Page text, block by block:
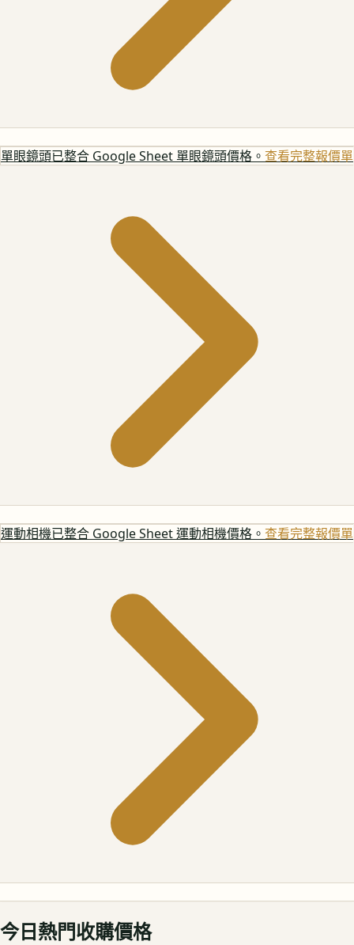
單眼鏡頭已整合 Google Sheet 單眼鏡頭價格。 查看完整報價單
運動相機已整合 Google Sheet 運動相機價格。 查看完整報價單
今日熱門收購價格